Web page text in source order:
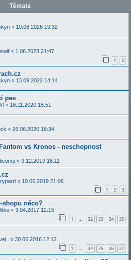
Témata
« 10.06.2026 19:32
« 1.06.2023 21:47
1 2
« 13.09.2022 14:14
pes
« 16.11.2020 15:51
« 26.06.2020 16:34
vs Kronos - neschopnosť
« 9.12.2019 16:11
« 10.06.2019 21:06
1 2 3
shopu něco?
« 3.04.2017 12:15
1 … 32 33 34 35
« 30.06.2016 12:12
1 … 24 25 26 27